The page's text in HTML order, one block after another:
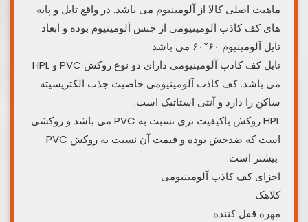
ماهیت اصلی کالا از آلومینیوم می باشد. در واقع تایل و پایه
های کف کاذب آلومینیومی از جنس آلومینیوم بوده و ابعاد
تایل آلومینیوم ۶۰*۶۰ می باشد.
تایل کف کاذب آلومینیومی دارای دو نوع روکش PVC و HPL
می باشد. کف کاذب آلومینیومی خاصیت جذب الکتریسیته
ساکن را دارد و آنتی استاتیک است.
HPL روکش باکیفیت تری نسبت به PVC می باشد و روکشی
است که ضدخش بوده و قیمت آن نسبت به روکش PVC
بیشتر است.
اجزای کف کاذب آلومینیومی
کلاهک
مهره قفل کننده